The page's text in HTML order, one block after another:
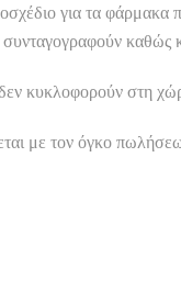
για τα φάρμακα
καθώς
κυκλοφορούν στη
με τον όγκο